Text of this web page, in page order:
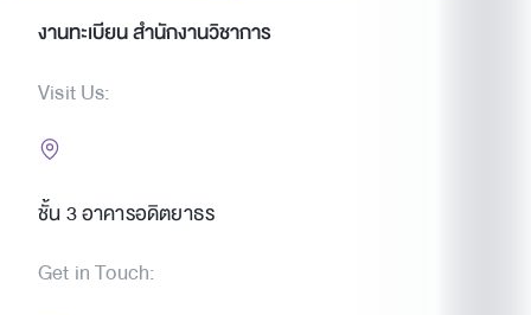
งานทะเบียน สำนักงานวิชาการ
Visit Us:
ชั้น 3 อาคารอดิตยาธร
Get in Touch: